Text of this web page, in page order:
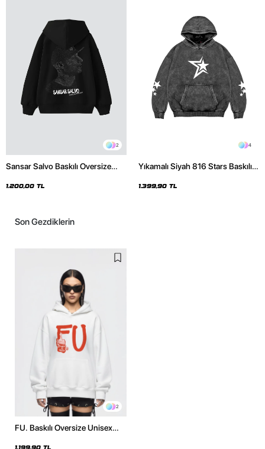
2
Sansar Salvo Baskılı Oversize
1.200,00 TL
4
Yıkamalı Siyah 816 Stars Baskılı
1.399,90 TL
Son Gezdiklerin
2
FU. Baskılı Oversize Unisex
1.199,90 TL